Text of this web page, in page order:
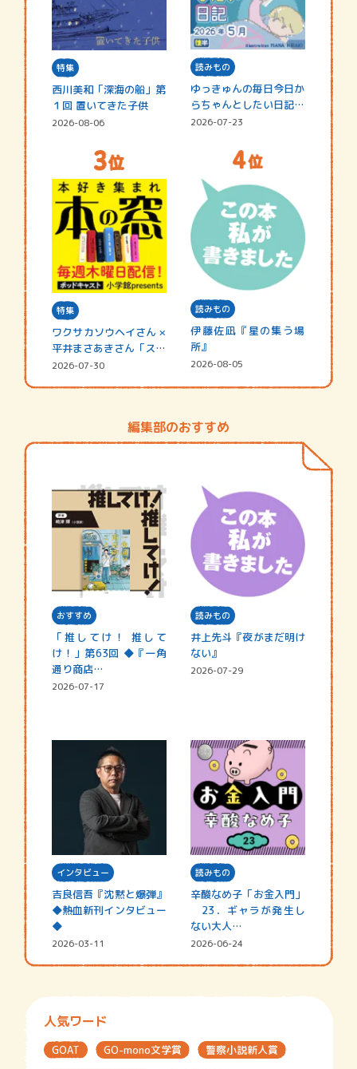
特集
西川美和「深海の船」第
１回 置いてきた子供
2026-08-06
読みもの
ゆっきゅんの毎日今日か
らちゃんとしたい日記
☆202…
2026-07-23
特集
ワクサカソウヘイさん ×
平井まさあきさん「スペ
シャ…
2026-07-30
読みもの
伊藤佐凪『星の集う場
所』
2026-08-05
編集部のおすすめ
おすすめ
「推してけ！ 推して
け！」第63回 ◆『一角
通り商店…
2026-07-17
読みもの
井上先斗『夜がまだ明け
ない』
2026-07-29
インタビュー
吉良信吾『沈黙と爆弾』
◆熱血新刊インタビュー
◆
2026-03-11
読みもの
辛酸なめ子「お金入門」
23．ギャラが発生し
ない大人…
2026-06-24
人気ワード
GOAT GO-mono文学賞
警察小説新人賞